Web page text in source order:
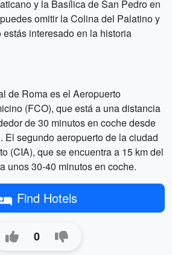
y la Basílica de San Pedro en
omitir la Colina del Palatino y
interesado en la historia
de Roma es el Aeropuerto
(FCO), que está a una distancia
de 30 minutos en coche desde
El segundo aeropuerto de la ciudad
(CIA), que se encuentra a 15 km del
unos 30-40 minutos en coche.
Find Hotels
0